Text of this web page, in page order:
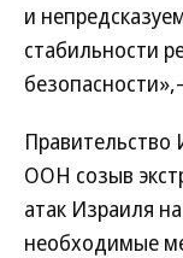
и
стабильности
Правительство
ООН созыв
атак Израиля
необходимые